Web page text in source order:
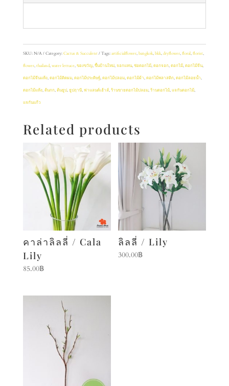
SKU:N/A Category:Cactus & Succulent Tags:artificialflower,bangkok,bkk,dryflower,floral,florist,
flower,thailand,water lettuce,ของขวัญ,ขึ้นบ้านใหม่,จอกแหน,ช่อดอกไม้,ดอกจอก,ดอกไม้,ดอกไม้จีน,
ดอกไม้จีนแห้ง,ดอกไม้ติดผม,ดอกไม้ประดิษฐ์,ดอกไม้ปลอม,ดอกไม้ผ้า,ดอกไม้พลาสติก,ดอกไม้ลอยน้ำ,
ดอกไม้แห้ง,ต้นกก,ต้นธูป,ธูปฤาษี,ฟาแลนด์เฮ้าส์,ร้านขายดอกไม้ปลอม,ร้านดอกไม้,แจกันดอกไม้,
แจกันแก้ว
Related products
คาล่าลิลลี่ / Cala
Lily
85.00฿
ลิลลี่ / Lily
300.00฿